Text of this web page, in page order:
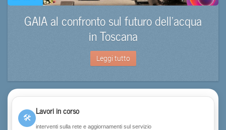
GAIA al confronto sul futuro dell’acqua
in Toscana
Leggi tutto
🛠
Lavori in corso
interventi sulla rete e aggiornamenti sul servizio
completa.
Visualizza informativa completa.